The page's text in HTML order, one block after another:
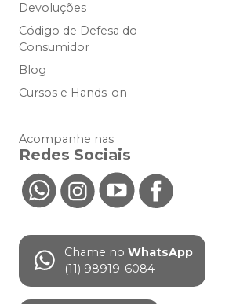
Devoluções
Código de Defesa do
Consumidor
Blog
Cursos e Hands-on
Acompanhe nas
Redes Sociais
Chame no WhatsApp
(11) 98919-6084